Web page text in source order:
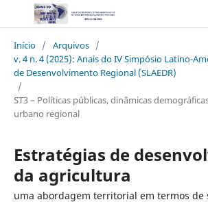
Início / Arquivos /
v. 4 n. 4 (2025): Anais do IV Simpósio Latino-
de Desenvolvimento Regional (SLAEDR)
/
ST3 – Políticas públicas, dinâmicas
urbano regional
Estratégias de
da agricultura
uma abordagem territorial em termos de